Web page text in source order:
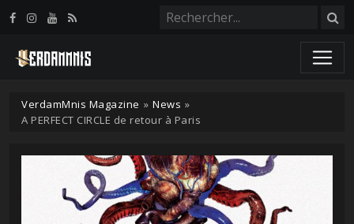
VerdamMnis Magazine » News »
A PERFECT CIRCLE de retour à Paris
Panneau de gestion des cookies